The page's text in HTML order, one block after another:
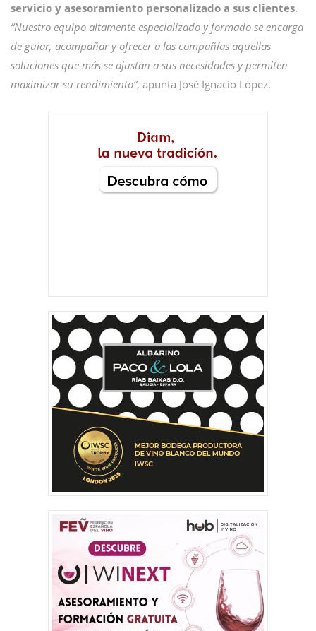
servicio y asesoramiento personalizado a sus clientes.
“Nuestro equipo altamente especializado y formado se encarga
de guiar, acompañar y ofrecer a las compañías aquellas
soluciones que más se ajustan a sus necesidades y permiten
maximizar su rendimiento”, apunta José Ignacio López.